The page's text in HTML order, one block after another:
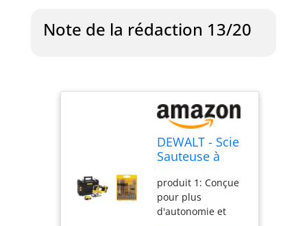
Note de la rédaction 13/20
DEWALT - Scie
Sauteuse à
Supérieure
Brushless XR
18V 5 Ah -
produit 1: Conçue
pour plus
d'autonomie et